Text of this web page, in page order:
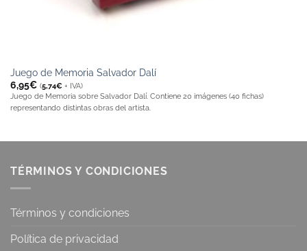
Juego de Memoria Salvador Dalí
6,95€ (5,74€ + IVA)
Juego de Memoria sobre Salvador Dalí. Contiene 20 imágenes (40 fichas)
representando distintas obras del artista.
TÉRMINOS Y CONDICIONES
Términos y condiciones
Política de privacidad